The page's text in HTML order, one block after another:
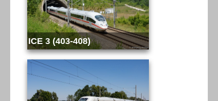
ICE 3 (403-408)